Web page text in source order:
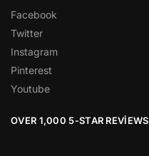
Facebook
Twitter
Instagram
Pinterest
Youtube
OVER 1,000 5-STAR REVIEWS